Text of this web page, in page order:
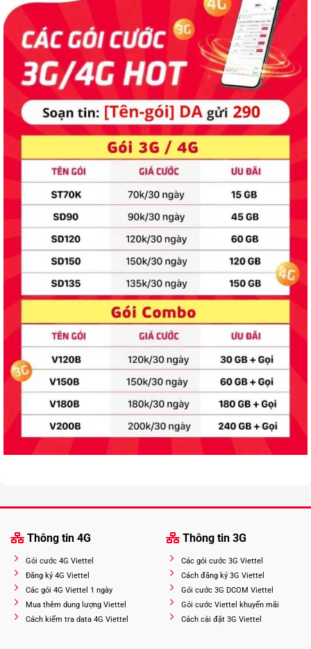
Thông tin 4G
Gói cước 4G Viettel
Đăng ký 4G Viettel
Các gói 4G Viettel 1 ngày
Mua thêm dung lượng Viettel
Cách kiểm tra data 4G Viettel
Thông tin 3G
Các gói cước 3G Viettel
Cách đăng ký 3G Viettel
Gói cước 3G DCOM Viettel
Gói cước Viettel khuyến mãi
Cách cài đặt 3G Viettel